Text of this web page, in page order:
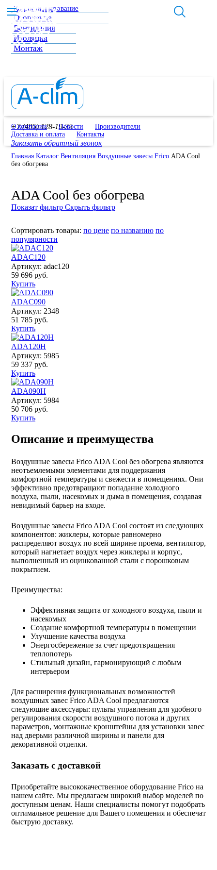
Кондиционирование
Отопление
Вентиляция
Изоляция
Монтаж
+7 (495) 128-19-35
Заказать обратный звонок
О компании Новости
Производители
Доставка и оплата
Контакты
Главная Каталог Вентиляция Воздушные завесы Frico ADA Cool
без обогрева
ADA Cool без обогрева
Показат фильтр Скрыть фильтр
Сортировать товары: по цене по названию по
популярности
ADAC120
Артикул: adac120
59 696 руб.
Купить
ADAC090
Артикул: 2348
51 785 руб.
Купить
ADA120H
Артикул: 5985
59 337 руб.
Купить
ADA090H
Артикул: 5984
50 706 руб.
Купить
Описание и преимущества
Воздушные завесы Frico ADA Cool без обогрева являются
неотъемлемыми элементами для поддержания
комфортной температуры и свежести в помещениях. Они
эффективно предотвращают попадание холодного
воздуха, пыли, насекомых и дыма в помещения, создавая
невидимый барьер на входе.
Воздушные завесы Frico ADA Cool состоят из следующих
компонентов: жиклеры, которые равномерно
распределяют воздух по всей ширине проема, вентилятор,
который нагнетает воздух через жиклеры и корпус,
выполненный из оцинкованной стали с порошковым
покрытием.
Преимущества:
Эффeктивная защита от холодного воздуха, пыли и
насекомых
Создание комфортной температуры в помещении
Улучшение качества воздуха
Энергосбережение за счет предотвращения
теплопотерь
Стильный дизайн, гармонирующий с любым
интерьером
Для расширения функциональных возможностей
воздушных завес Frico ADA Cool предлагаются
следующие аксессуары: пульты управления для удобного
регулирования скорости воздушного потока и других
параметров, монтажные кронштейны для установки завес
над дверьми различной ширины и панели для
декоративной отделки.
Заказать с доставкой
Приобретайте высококачественное оборудование Frico на
нашем сайте. Мы предлагаем широкий выбор моделей по
доступным ценам. Наши специалисты помогут подобрать
оптимальное решение для Вашего помещения и обеспечат
быструю доставку.